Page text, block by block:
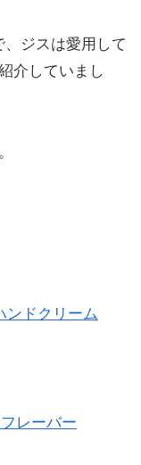
ジスは愛用して
介していまし
ンドクリーム
レーバー